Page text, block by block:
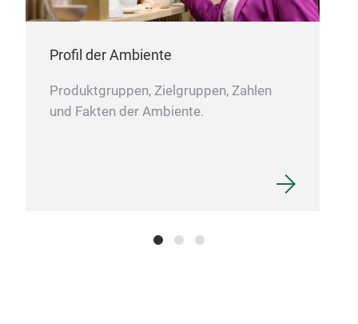
Profil der Ambiente
Produktgruppen, Zielgruppen, Zahlen
und Fakten der Ambiente.